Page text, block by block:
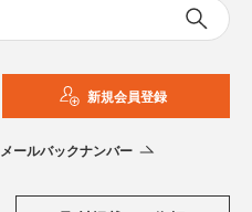
新規会員登録
メールバックナンバー